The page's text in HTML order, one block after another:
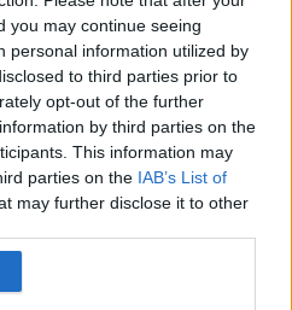
you may continue seeing
personal information utilized by
to third parties prior to
opt-out of the further
by third parties on the
This information may
parties on the IAB’s List of
may further disclose it to other
online dacă ai
impozite
somaj specula